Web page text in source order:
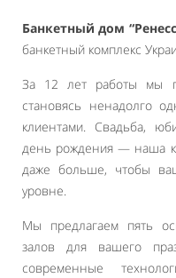
Банкетный дом
банкетный комплекс
За 12 лет работы мы
становясь ненадолго
клиентами. Свадьба,
день рождения — наша
даже больше, чтобы
уровне.
Мы предлагаем пять
залов для вашего
современные